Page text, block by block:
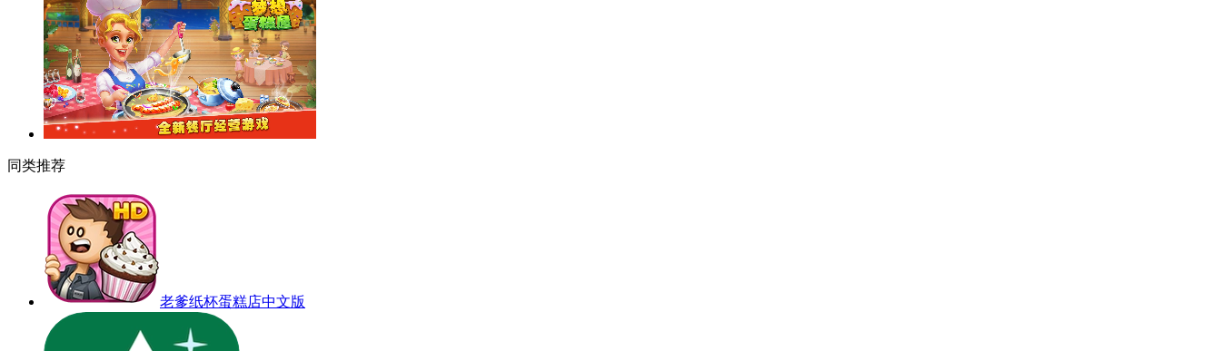
同类推荐
老爹纸杯蛋糕店中文版